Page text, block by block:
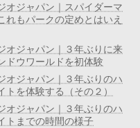
オジャパン｜スパイダーマ
れもパークの定めとはいえ
オジャパン｜３年ぶりに来
ドウワールドを初体験
オジャパン｜３年ぶりのハ
トを体験する（その２）
オジャパン｜３年ぶりのハ
トまでの時間の様子